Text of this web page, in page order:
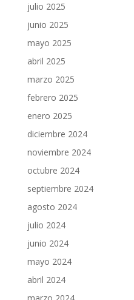
julio 2025
junio 2025
mayo 2025
abril 2025
marzo 2025
febrero 2025
enero 2025
diciembre 2024
noviembre 2024
octubre 2024
septiembre 2024
agosto 2024
julio 2024
junio 2024
mayo 2024
abril 2024